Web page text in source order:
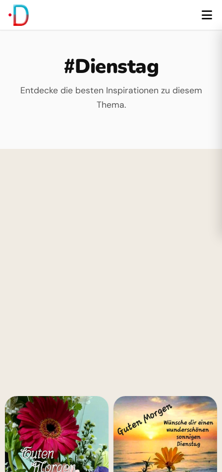
#Dienstag
Entdecke die besten Inspirationen zu diesem
Thema.